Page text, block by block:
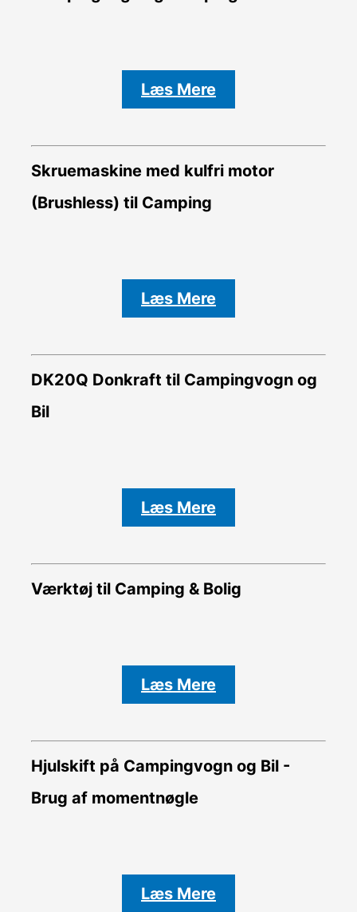
Læs Mere
Skruemaskine med kulfri motor
(Brushless) til Camping
Læs Mere
DK20Q Donkraft til Campingvogn og
Bil
Læs Mere
Værktøj til Camping & Bolig
Læs Mere
Hjulskift på Campingvogn og Bil -
Brug af momentnøgle
Læs Mere